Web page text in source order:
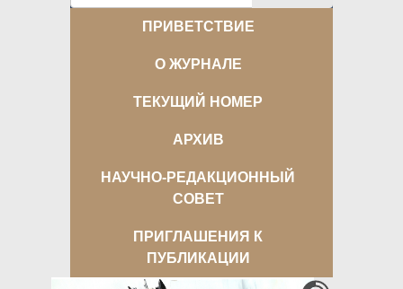
ПРИВЕТСТВИЕ
О ЖУРНАЛЕ
ТЕКУЩИЙ НОМЕР
АРХИВ
НАУЧНО-РЕДАКЦИОННЫЙ
СОВЕТ
ПРИГЛАШЕНИЯ К
ПУБЛИКАЦИИ